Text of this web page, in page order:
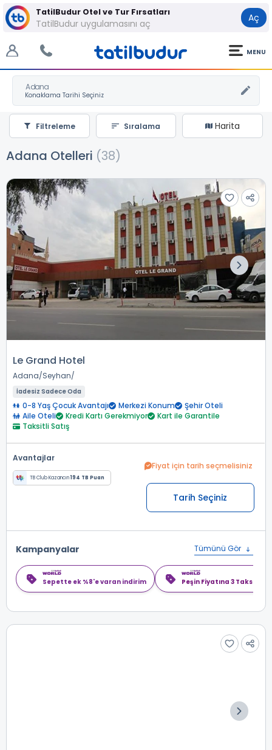
TatilBudur Otel ve Tur Fırsatları
TatilBudur uygulamasını aç Aç
MENU
Adana
Harita
Sıralama
Filtreleme
Adana Otelleri (38)
Le Grand Hotel
Adana Seyhan
İadesiz Sadece Oda
0-8 Yaş Çocuk Avantajı Merkezi Konum
Şehir Oteli
Aile Oteli
Kredi Kartı Gerekmiyor
Kart ile Garantile
Taksitli Satış
Avantajlar
TB Club Kazancın194 TB Puan
Fiyat için tarih seçmelisiniz
Tarih Seçiniz
Kampanyalar Tümünü Gör
Sepette ek %8'e varan indirim Peşin Fiyatına 3 Taksit